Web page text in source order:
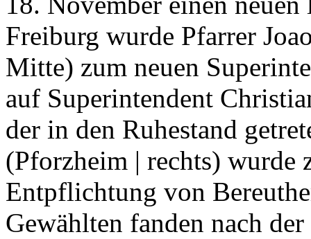
Freiburg wurde Pfarrer
Mitte) zum neuen
auf Superintendent
der in den Ruhestand
(Pforzheim | rechts) wurde
Entpflichtung von
Gewählten fanden nach